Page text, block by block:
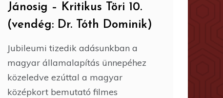
Jánosig – Kritikus Töri 10.
(vendég: Dr. Tóth Dominik)
Jubileumi tizedik adásunkban a
magyar államalapítás ünnepéhez
közeledve ezúttal a magyar
középkort bemutató filmes